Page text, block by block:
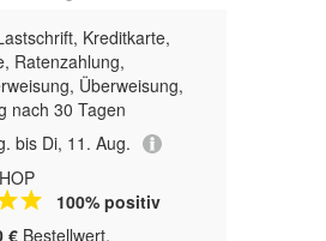
Kreditkarte,
Ratenzahlung,
Überweisung,
nach 30 Tagen
bis Di, 11. Aug.
100% positiv
€ Bestellwert.